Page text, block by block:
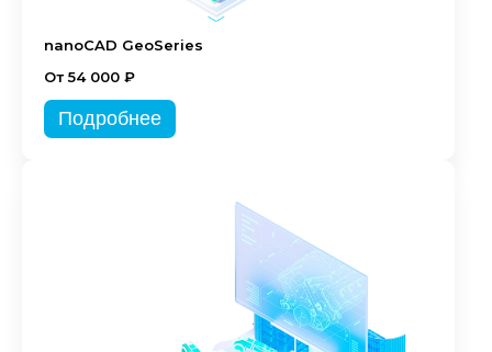
nanoCAD GeoSeries
От 54 000 ₽
Подробнее